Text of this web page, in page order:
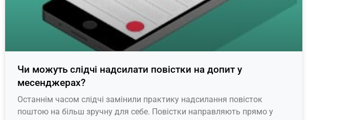
​​Чи можуть слідчі надсилати повістки на допит у
месенджерах?
Останнім часом слідчі замінили практику надсилання повісток
поштою на більш зручну для себе. Повістки направляють прямо у